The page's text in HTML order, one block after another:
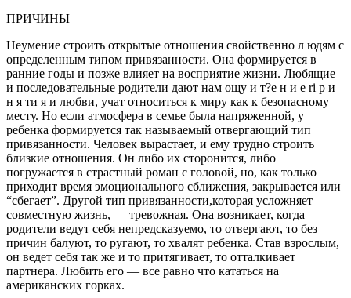
ПРИЧИНЫ
Неумение строить открытые отношения свойственно л юдям с
определенным типом привязанности. Она формируется в
ранние годы и позже влияет на восприятие жизни. Любящие
и последовательные родители дают нам ощу и т?е н и е ri р и
н я ти я и любви, учат относиться к миру как к безопасному
месту. Но если атмосфера в семье была напряженной, у
ребенка формируется так называемый отвергающий тип
привязанности. Человек вырастает, и ему трудно строить
близкие отношения. Он либо их сторонится, либо
погружается в страстный роман с головой, но, как только
приходит время эмоционального сближения, закрывается или
“сбегает”. Другой тип привязанности,которая усложняет
совместную жизнь, — тревожная. Она возникает, когда
родители ведут себя непредсказуемо, то отвергают, то без
причин балуют, то ругают, то хвалят ребенка. Став взрослым,
он ведет себя так же и то притягивает, то отталкивает
партнера. Любить его — все равно что кататься на
американских горках.